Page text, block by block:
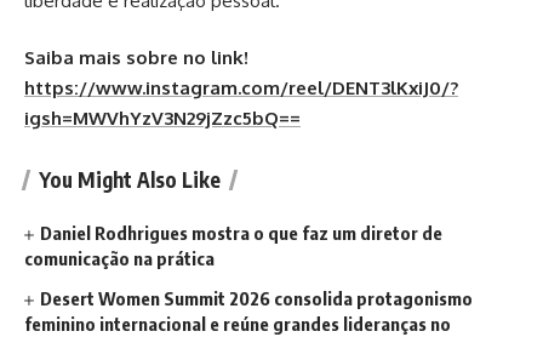
Saiba mais sobre no link!
https://www.instagram.com/reel/DENT3lKxiJ0/?
igsh=MWVhYzV3N29jZzc5bQ==
You Might Also Like
Daniel Rodhrigues mostra o que faz um diretor de
comunicação na prática
Desert Women Summit 2026 consolida protagonismo
feminino internacional e reúne grandes lideranças no